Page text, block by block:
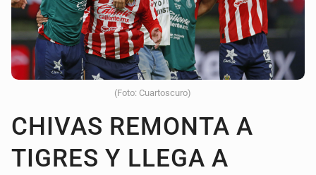
(Foto: Cuartoscuro)
CHIVAS REMONTA A
TIGRES Y LLEGA A